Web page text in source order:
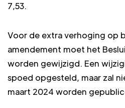
7,53.
Voor de extra verhoging op
amendement moet het
worden gewijzigd. Een
spoed opgesteld, maar zal
maart 2024 worden